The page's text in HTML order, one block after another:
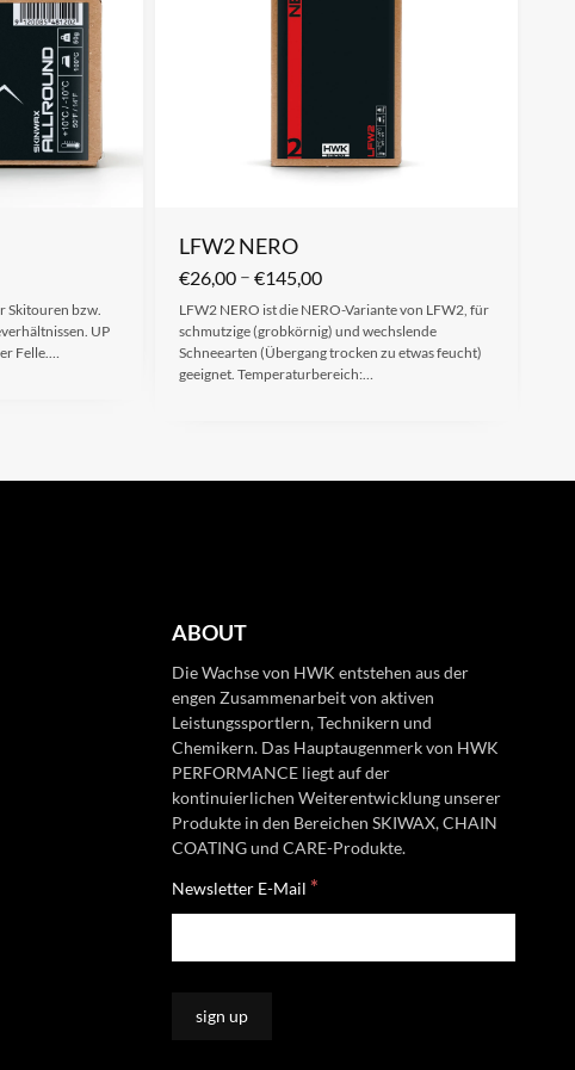
Skitouren bzw.
UP
Felle.…
LFW2 NERO
€26,00 – €145,00
LFW2 NERO ist die NERO-Variante von LFW2, für
schmutzige (grobkörnig) und wechslende
Schneearten (Übergang trocken zu etwas feucht)
geeignet. Temperaturbereich:…
ABOUT
Die Wachse von HWK entstehen aus der
engen Zusammenarbeit von aktiven
Leistungssportlern, Technikern und
Chemikern. Das Hauptaugenmerk von HWK
PERFORMANCE liegt auf der
kontinuierlichen Weiterentwicklung unserer
Produkte in den Bereichen SKIWAX, CHAIN
COATING und CARE-Produkte.
Newsletter E-Mail *